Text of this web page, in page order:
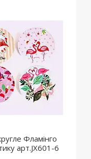
Фламінго
арт.JX601-6